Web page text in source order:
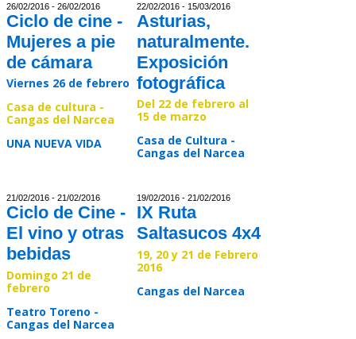
26/02/2016 - 26/02/2016
Ciclo de cine -
Mujeres a pie
de cámara
Viernes 26 de febrero
Casa de cultura -
Cangas del Narcea
UNA NUEVA VIDA
22/02/2016 - 15/03/2016
Asturias,
naturalmente.
Exposición
fotográfica
Del 22 de febrero al
15 de marzo
Casa de Cultura -
Cangas del Narcea
21/02/2016 - 21/02/2016
Ciclo de Cine -
El vino y otras
bebidas
Domingo 21 de
febrero
Teatro Toreno -
Cangas del Narcea
19/02/2016 - 21/02/2016
IX Ruta
Saltasucos 4x4
19, 20 y 21 de Febrero
2016
Cangas del Narcea